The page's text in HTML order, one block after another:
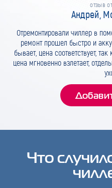
отзыв
Андрей,
Отремонтировали чиллер в
ремонт прошел быстро и
бывает, цена соответствует,
цена мгновенно взлетает,
Что